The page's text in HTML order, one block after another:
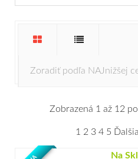
Zobrazená 1 až 12
1 2 3 4 5
Na